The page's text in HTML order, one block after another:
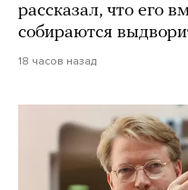
рассказал, что его
собираются
18 часов назад